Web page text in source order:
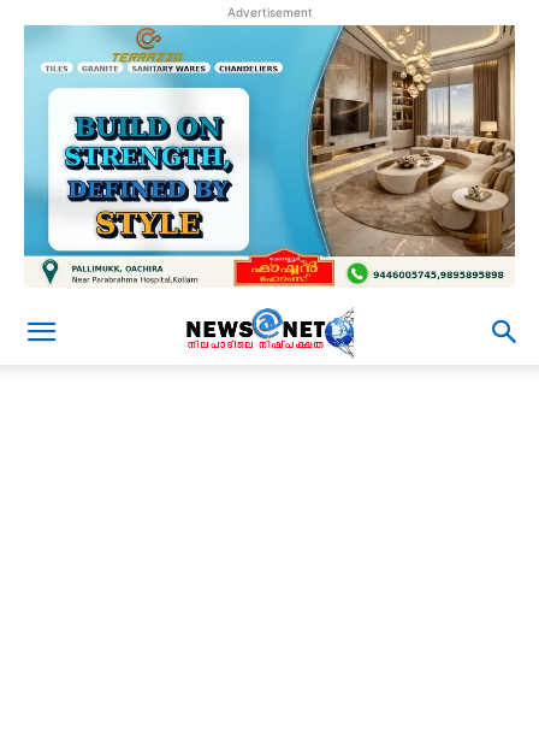
Advertisement